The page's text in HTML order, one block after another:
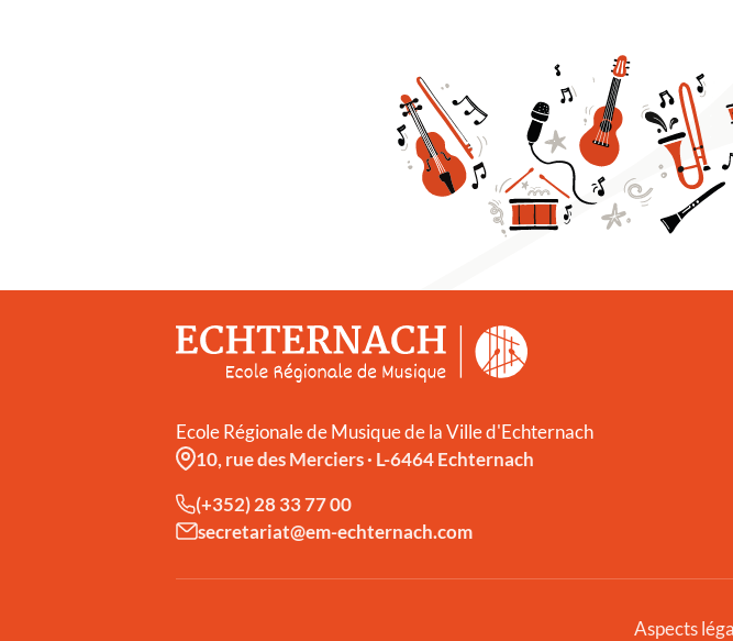
Ecole Régionale de Musique de la Ville d'Echternach
10, rue des Merciers· L-6464 Echternach
(+352) 28 33 77 00
secretariat@em-echternach.com
Aspects